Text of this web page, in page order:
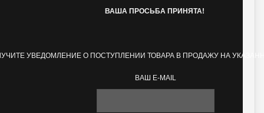
ВАША ПРОСЬБА ПРИНЯТА!
УВЕДОМЛЕНИЕ О ПОСТУПЛЕНИИ ТОВАРА В ПРОДАЖУ НА
ВАШ E-MAIL